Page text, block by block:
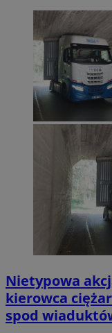
Nietypowa
kierowca
spod